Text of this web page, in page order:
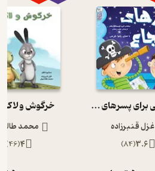
قصه هایی برای پسرهای شجاع
غزل قنبرزاده
3.6
(
84
)
خرگوش و
محمد
4
(
46
)